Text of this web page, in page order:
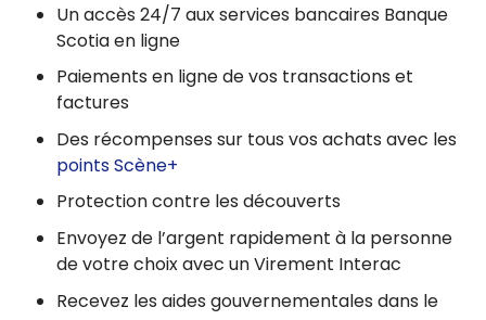
Un accès 24/7 aux services bancaires Banque
Scotia en ligne
Paiements en ligne de vos transactions et
factures
Des récompenses sur tous vos achats avec les
points Scène+
Protection contre les découverts
Envoyez de l’argent rapidement à la personne
de votre choix avec un Virement Interac
Recevez les aides gouvernementales dans le